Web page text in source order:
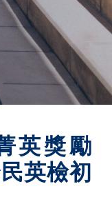
英獎勵
英檢初